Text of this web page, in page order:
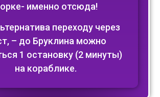
именно отсюда!
переходу через
– до Бруклина можно
1 остановку (2 минуты)
на кораблике.